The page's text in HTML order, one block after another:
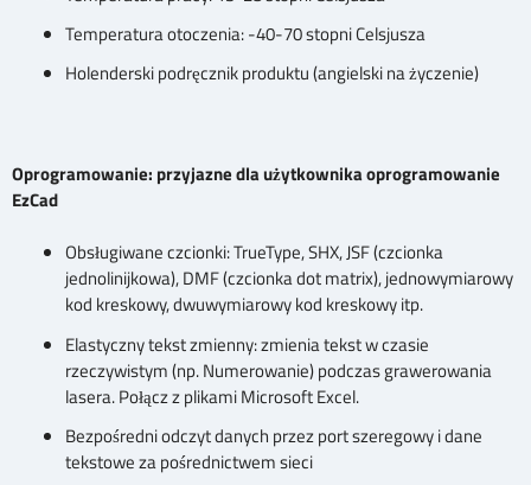
Temperatura otoczenia: -40-70 stopni Celsjusza
Holenderski podręcznik produktu (angielski na życzenie)
Oprogramowanie: przyjazne dla użytkownika oprogramowanie
EzCad
Obsługiwane czcionki: TrueType, SHX, JSF (czcionka
jednolinijkowa), DMF (czcionka dot matrix), jednowymiarowy
kod kreskowy, dwuwymiarowy kod kreskowy itp.
Elastyczny tekst zmienny: zmienia tekst w czasie
rzeczywistym (np. Numerowanie) podczas grawerowania
lasera. Połącz z plikami Microsoft Excel.
Bezpośredni odczyt danych przez port szeregowy i dane
tekstowe za pośrednictwem sieci